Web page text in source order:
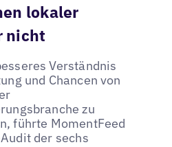
lokaler
nicht
Verständnis
und Chancen von
zu
führte MomentFeed
der sechs